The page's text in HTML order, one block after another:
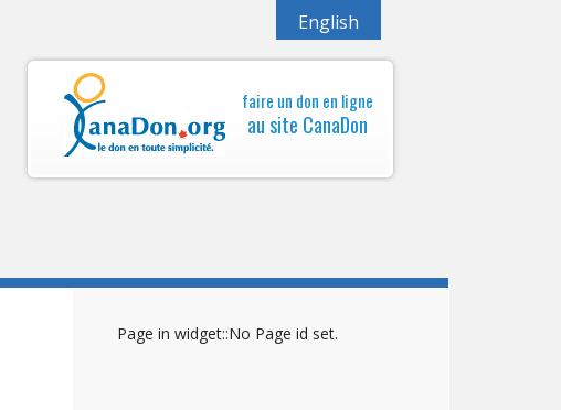
English
faire un don en ligne
au site CanaDon
Page in widget::No Page id set.